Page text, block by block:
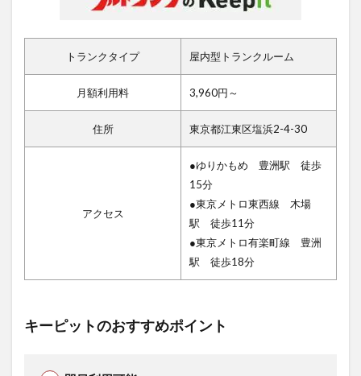
トランクタイプ 屋内型トランクルーム
月額利用料 3,960円～
住所 東京都江東区塩浜2-4-30
アクセス
●ゆりかもめ 豊洲駅 徒歩
15分
●東京メトロ東西線 木場
駅 徒歩11分
●東京メトロ有楽町線 豊洲
駅 徒歩18分
キーピットのおすすめポイント